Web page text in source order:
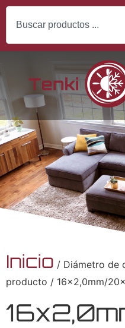
Inicio / Diámetro de
producto / 16x2,0mm/